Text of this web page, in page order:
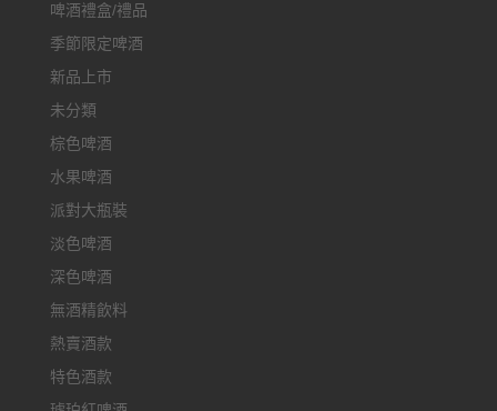
啤酒禮盒/禮品
季節限定啤酒
新品上市
未分類
棕色啤酒
水果啤酒
派對大瓶裝
淡色啤酒
深色啤酒
無酒精飲料
熱賣酒款
特色酒款